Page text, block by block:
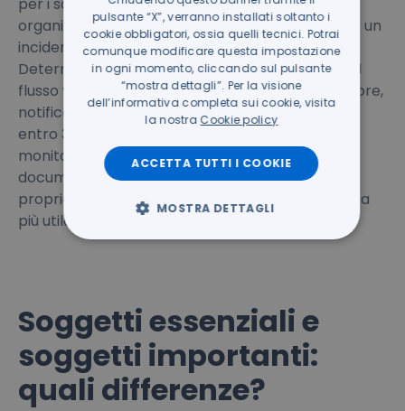
organizzazioni devono essere in grado di rilevare un
incidente, qualificarlo secondo i criteri della
Determinazione ACN n. 379907/2025 e attivare il
flusso verso il CSIRT Italia: pre-notifica entro 24 ore,
notifica completa entro 72 ore, relazione finale
entro 30 giorni. Questo richiede strumenti di
monitoraggio operativi, ruoli definiti e procedure
documentate. Un assessment preventivo della
propria capacità di risposta è il punto di partenza
più utile.
Soggetti essenziali e
soggetti importanti:
quali differenze?
pulsante “X”, verranno installati soltanto i
cookie obbligatori, ossia quelli tecnici. Potrai
comunque modificare questa impostazione
in ogni momento, cliccando sul pulsante
“mostra dettagli”. Per la visione
dell’informativa completa sui cookie, visita
la nostra Cookie policy
ACCETTA TUTTI I COOKIE
MOSTRA DETTAGLI